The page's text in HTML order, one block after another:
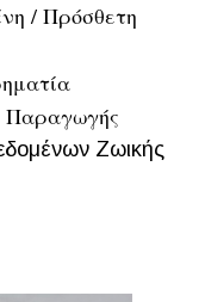
/ Πρόσθετη
Παραγωγής
Ζωικής